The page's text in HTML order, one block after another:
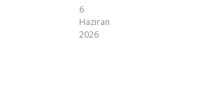
6
Haziran
2026